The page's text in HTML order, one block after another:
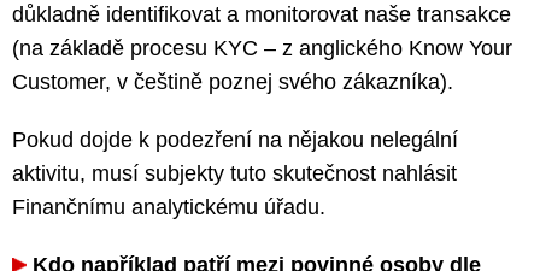
důkladně identifikovat a monitorovat naše transakce
(na základě procesu KYC – z anglického Know Your
Customer, v češtině poznej svého zákazníka).
Pokud dojde k podezření na nějakou nelegální
aktivitu, musí subjekty tuto skutečnost nahlásit
Finančnímu analytickému úřadu.
Kdo například patří mezi povinné osoby dle